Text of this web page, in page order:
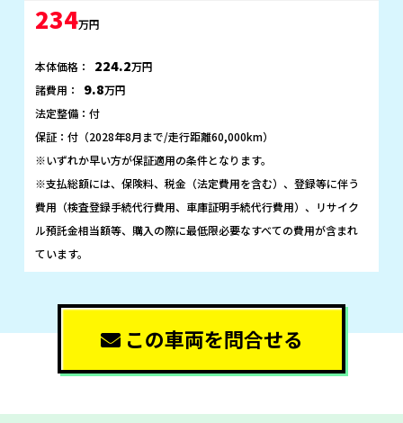
234万円
本体価格： 224.2万円
諸費用：
9.8万円
法定整備：付
保証：付（2028年8月まで/走行距離60,000km）
※いずれか早い方が保証適用の条件となります。
※支払総額には、保険料、税金（法定費用を含む）、登録等に伴う
費用（検査登録手続代行費用、車庫証明手続代行費用）、リサイク
ル預託金相当額等、購入の際に最低限必要なすべての費用が含まれ
ています。
この車両を問合せる